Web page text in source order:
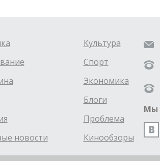
новости
Культура
Спорт
Экономика
Блоги
Проблема
Кинообзоры
Мы